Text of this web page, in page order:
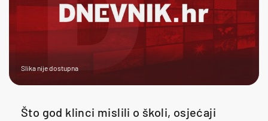
Slika nije dostupna
Što god klinci mislili o školi, osjećaji